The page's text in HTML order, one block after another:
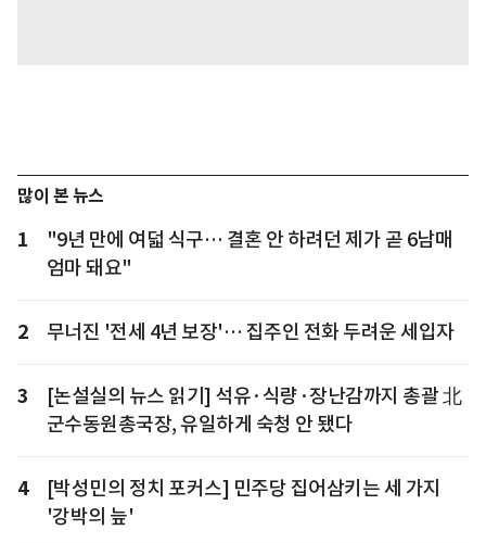
많이 본 뉴스
1
"9년 만에 여덟 식구… 결혼 안 하려던 제가 곧 6남매
엄마 돼요"
2 무너진 '전세 4년 보장'… 집주인 전화 두려운 세입자
3
[논설실의 뉴스 읽기] 석유·식량·장난감까지 총괄 北
군수동원총국장, 유일하게 숙청 안 됐다
4
[박성민의 정치 포커스] 민주당 집어삼키는 세 가지
'강박의 늪'